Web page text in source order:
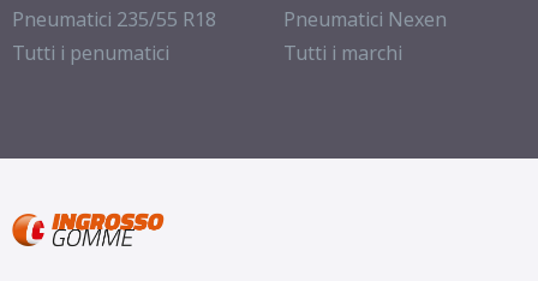
Pneumatici 235/55 R18
Tutti i penumatici
Pneumatici Nexen
Tutti i marchi